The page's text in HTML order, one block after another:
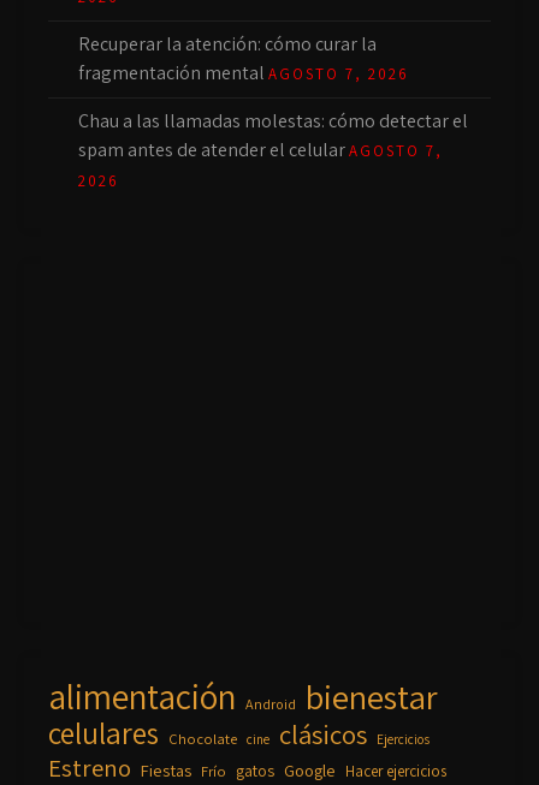
Recuperar la atención: cómo curar la
fragmentación mental AGOSTO 7, 2026
Chau a las llamadas molestas: cómo detectar el
spam antes de atender el celularAGOSTO 7,
2026
alimentación Android bienestar
celulares Chocolate cine clásicos Ejercicios
Estreno Fiestas Frío gatos Google Hacer ejercicios